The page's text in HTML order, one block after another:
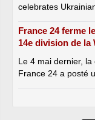
celebrates
France 24 ferme
14e division de la
Le 4 mai dernier, la
France 24 a posté